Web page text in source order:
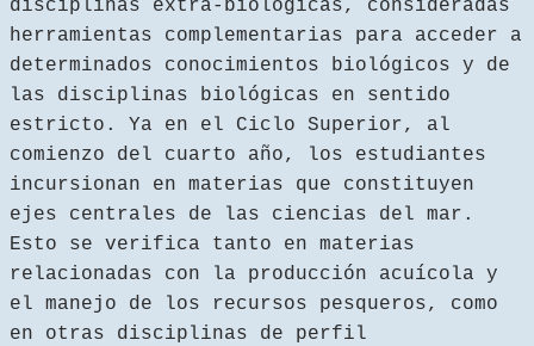
disciplinas extra-biológicas, consideradas
herramientas complementarias para acceder a
determinados conocimientos biológicos y de
las disciplinas biológicas en sentido
estricto. Ya en el Ciclo Superior, al
comienzo del cuarto año, los estudiantes
incursionan en materias que constituyen
ejes centrales de las ciencias del mar.
Esto se verifica tanto en materias
relacionadas con la producción acuícola y
el manejo de los recursos pesqueros, como
en otras disciplinas de perfil